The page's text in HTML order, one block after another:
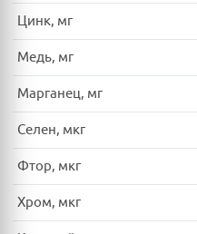
Цинк, мг
Медь, мг
Марганец, мг
Селен, мкг
Фтор, мкг
Хром, мкг